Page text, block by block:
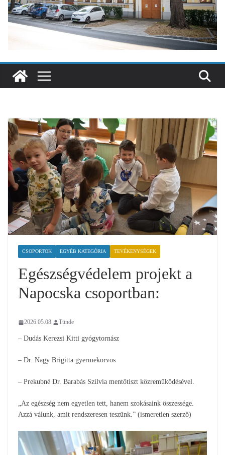
CSOPORTOK EGYÉB KATEGÓRIA TEVÉKENYSÉGEK
Egészségvédelem projekt a
Napocska csoportban:
2026.05.08. Tünde
– Dudás Kerezsi Kitti gyógytornász
– Dr. Nagy Brigitta gyermekorvos
– Prekubné Dr. Barabás Szilvia mentőtiszt közreműködésével.
„Az egészség nem egyetlen tett, hanem szokásaink összessége.
Azzá válunk, amit rendszeresen teszünk.” (ismeretlen szerző)